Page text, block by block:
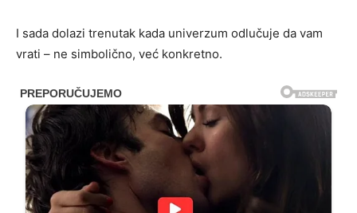
I sada dolazi trenutak kada univerzum odlučuje da vam
vrati – ne simbolično, već konkretno.